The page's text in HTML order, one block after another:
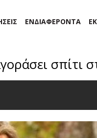
ΕΝΔΙΑΦΕΡΟΝΤΑ
σπίτι